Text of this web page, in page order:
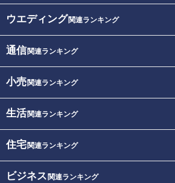
ウエディング関連ランキング
通信関連ランキング
小売関連ランキング
生活関連ランキング
住宅関連ランキング
ビジネス 関連ランキング